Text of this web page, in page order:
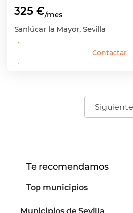
325 €/mes
Sanlúcar la Mayor, Sevilla
Contactar
Siguiente
Te recomendamos
Top municipios
Municipios de Sevilla